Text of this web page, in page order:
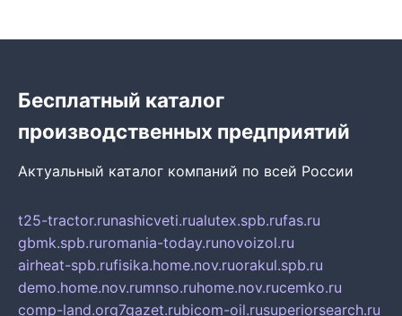
Бесплатный каталог
производственных предприятий
Актуальный каталог компаний по всей России
t25-tractor.runashicveti.rualutex.spb.rufas.ru
gbmk.spb.ruromania-today.runovoizol.ru
airheat-spb.rufisika.home.nov.ruorakul.spb.ru
demo.home.nov.rumnso.ruhome.nov.rucemko.ru
comp-land.org7gazet.rubicom-oil.rusuperiorsearch.ru